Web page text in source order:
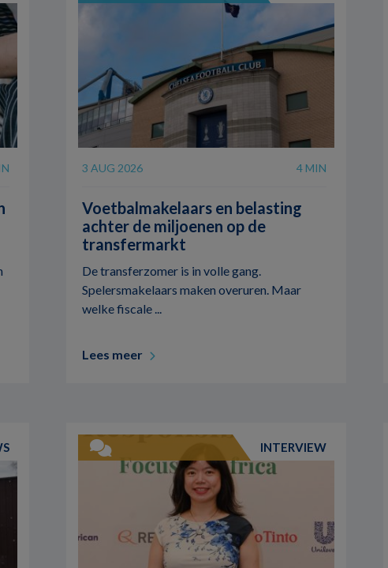
3 AUG 2026 4 MIN
Voetbalmakelaars en belasting
achter de miljoenen op de
transfermarkt
De transferzomer is in volle gang.
Spelersmakelaars maken overuren. Maar
welke fiscale ...
Lees meer
INTERVIEW